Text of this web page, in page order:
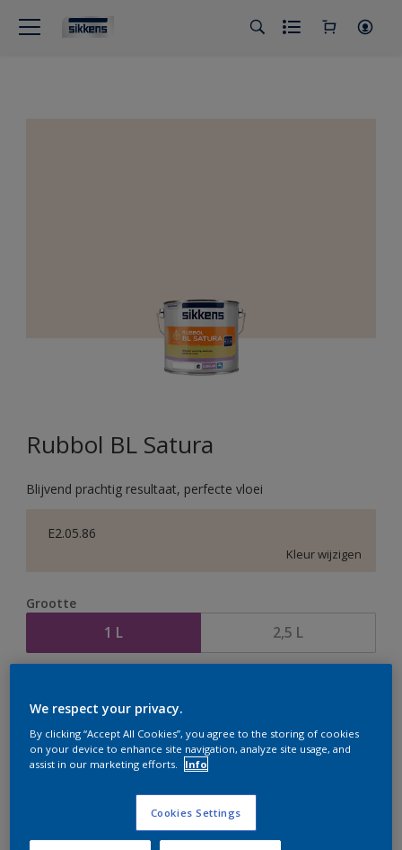
Rubbol BL Satura
Blijvend prachtig resultaat, perfecte vloei
E2.05.86
Kleur wijzigen
Grootte
1 L 2,5 L
er hard aan om de voorraad aan te vullen.
We respect your privacy.
By clicking “Accept All Cookies”, you agree to the storing of cookies
on your device to enhance site navigation, analyze site usage, and
assist in our marketing efforts.
Info
Cookies Settings